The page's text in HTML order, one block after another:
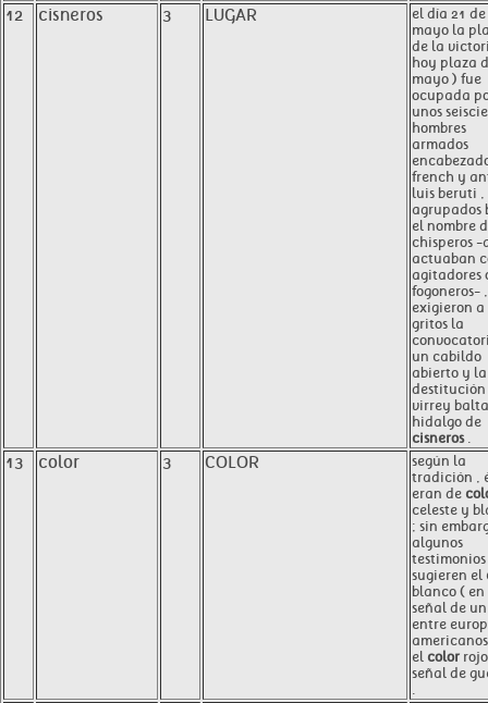
12 cisneros 3 LUGAR
el día 21 de
mayo la
de la
hoy plaza
mayo ) fue
ocupada
unos
hombres
armados
french y
luis beruti ,
agrupados
el nombre
chisperos -
actuaban
agitadores
fogoneros- ,
exigieron a
gritos la
un cabildo
abierto y la
destitución
virrey
hidalgo de
cisneros.
13 color 3 COLOR
según la
tradición ,
eran de
celeste y
; sin
algunos
testimonios
sugieren el
blanco ( en
señal de
entre
el color
señal de
.